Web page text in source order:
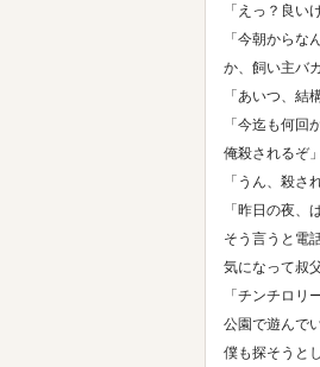
「えっ？良い
「今朝から
か、飼い主バ
「あいつ、結
「今迄も何
俺殺されるぞ」
「うん、殺さ
「昨日の夜、
そう言うと電
気になって叔
「チンチロリ
公園で遊んで
僕も探そうと